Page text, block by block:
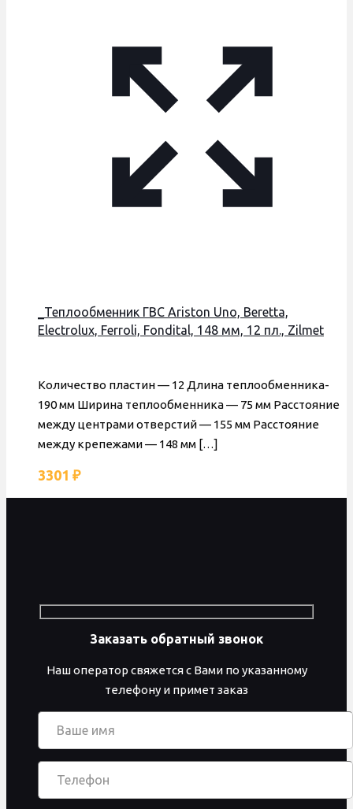
_Теплообменник ГВС Ariston Uno, Beretta,
Electrolux, Ferroli, Fondital, 148 мм, 12 пл., Zilmet
Количество пластин — 12 Длина теплообменника-
190 мм Ширина теплообменника — 75 мм Расстояние
между центрами отверстий — 155 мм Расстояние
между крепежами — 148 мм […]
3301 ₽
Заказать обратный звонок
Наш оператор свяжется с Вами по указанному
телефону и примет заказ